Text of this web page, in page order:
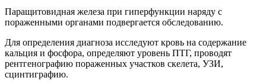
Паращитовидная железа при гиперфункции наряду с
пораженными органами подвергается обследованию.
Для определения диагноза исследуют кровь на содержание
кальция и фосфора, определяют уровень ПТГ, проводят
рентгенографию пораженных участков скелета, УЗИ,
сцинтиграфию.